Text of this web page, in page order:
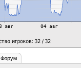
Форум